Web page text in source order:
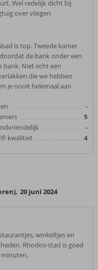
Wel redelijk dicht bij
over vliegen
is top. Tweede kamer
de bank onder een
bank. Niet echt een
die we hebben
je nooit helemaal aan
-
5
-
kwaliteit
4
, 20 juni 2024
winkeltjes en
Rhodos-stad is goed
minuten.